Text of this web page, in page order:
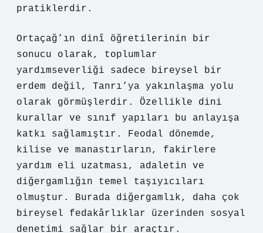
pratiklerdir.
Ortaçağ’ın dinî öğretilerinin bir
sonucu olarak, toplumlar
yardımseverliği sadece bireysel bir
erdem değil, Tanrı’ya yakınlaşma yolu
olarak görmüşlerdir. Özellikle dini
kurallar ve sınıf yapıları bu anlayışa
katkı sağlamıştır. Feodal dönemde,
kilise ve manastırların, fakirlere
yardım eli uzatması, adaletin ve
diğergamlığın temel taşıyıcıları
olmuştur. Burada diğergamlık, daha çok
bireysel fedakârlıklar üzerinden sosyal
denetimi sağlar bir araçtır.